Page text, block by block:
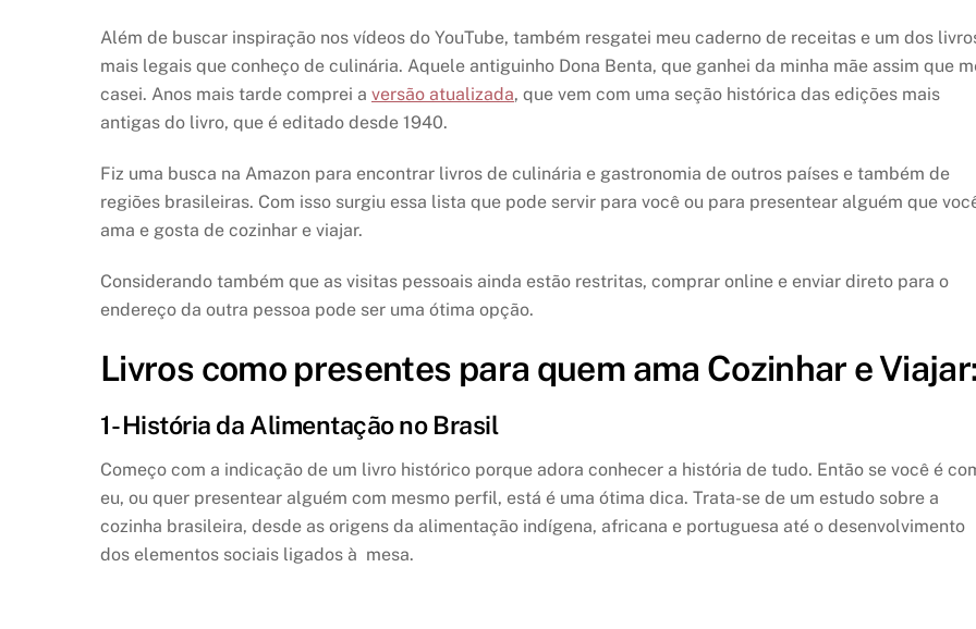
Além de buscar inspiração nos vídeos do YouTube, também resgatei meu caderno de receitas e um dos
mais legais que conheço de culinária. Aquele antiguinho Dona Benta, que ganhei da minha mãe assim que
casei. Anos mais tarde comprei a versão atualizada, que vem com uma seção histórica das edições mais
antigas do livro, que é editado desde 1940.
Fiz uma busca na Amazon para encontrar livros de culinária e gastronomia de outros países e também de
regiões brasileiras. Com isso surgiu essa lista que pode servir para você ou para presentear alguém que
ama e gosta de cozinhar e viajar.
Considerando também que as visitas pessoais ainda estão restritas, comprar online e enviar direto para o
endereço da outra pessoa pode ser uma ótima opção.
Livros como presentes para quem ama Cozinhar e
1- História da Alimentação no Brasil
Começo com a indicação de um livro histórico porque adora conhecer a história de tudo. Então se você é
eu, ou quer presentear alguém com mesmo perfil, está é uma ótima dica. Trata-se de um estudo sobre a
cozinha brasileira, desde as origens da alimentação indígena, africana e portuguesa até o desenvolvimento
dos elementos sociais ligados à mesa.